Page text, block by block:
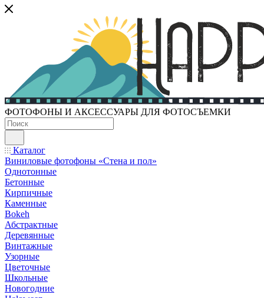
ФОТОФОНЫ И АКСЕССУАРЫ ДЛЯ ФОТОСЪЕМКИ
Каталог
Виниловые фотофоны «Стена и пол»
Однотонные
Бетонные
Кирпичные
Каменные
Bokeh
Абстрактные
Деревянные
Винтажные
Узорные
Цветочные
Школьные
Новогодние